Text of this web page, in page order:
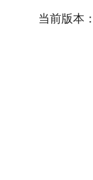
当前版本：